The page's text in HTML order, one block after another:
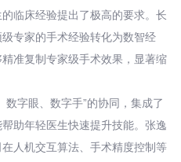
临床经验提出了极高的要求。长
专家的手术经验转化为数智经
准复制专家级手术效果，显著缩
字眼、数字手”的协同，集成了
助年轻医生快速提升技能。张逸
人机交互算法、手术精度控制等